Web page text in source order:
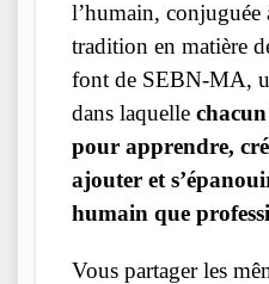
l’humain, conjuguée
tradition en matière
font de SEBN-MA,
dans laquelle
pour apprendre,
ajouter et
humain que
Vous partager les